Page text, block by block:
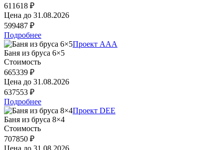
611618 ₽
Цена до 31.08.2026
599487 ₽
Подробнее
Проект AAA
Баня из бруса 6×5
Стоимость
665339 ₽
Цена до 31.08.2026
637553 ₽
Подробнее
Проект DEE
Баня из бруса 8×4
Стоимость
707850 ₽
Цена до 31.08.2026